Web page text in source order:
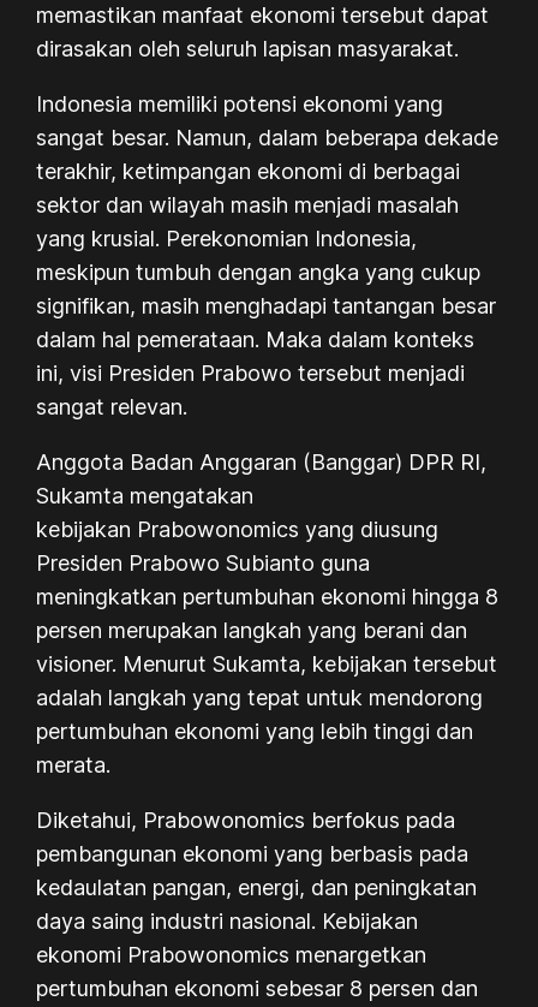
memastikan manfaat ekonomi tersebut dapat
dirasakan oleh seluruh lapisan masyarakat.
Indonesia memiliki potensi ekonomi yang
sangat besar. Namun, dalam beberapa dekade
terakhir, ketimpangan ekonomi di berbagai
sektor dan wilayah masih menjadi masalah
yang krusial. Perekonomian Indonesia,
meskipun tumbuh dengan angka yang cukup
signifikan, masih menghadapi tantangan besar
dalam hal pemerataan. Maka dalam konteks
ini, visi Presiden Prabowo tersebut menjadi
sangat relevan.
Anggota Badan Anggaran (Banggar) DPR RI,
Sukamta mengatakan
kebijakan Prabowonomics yang diusung
Presiden Prabowo Subianto guna
meningkatkan pertumbuhan ekonomi hingga 8
persen merupakan langkah yang berani dan
visioner. Menurut Sukamta, kebijakan tersebut
adalah langkah yang tepat untuk mendorong
pertumbuhan ekonomi yang lebih tinggi dan
merata.
Diketahui, Prabowonomics berfokus pada
pembangunan ekonomi yang berbasis pada
kedaulatan pangan, energi, dan peningkatan
daya saing industri nasional. Kebijakan
ekonomi Prabowonomics menargetkan
pertumbuhan ekonomi sebesar 8 persen dan